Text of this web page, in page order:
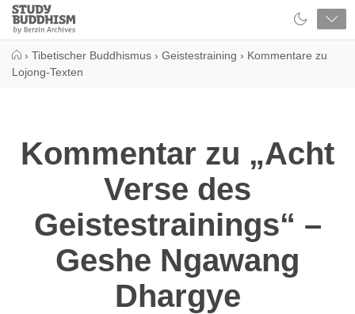
Close
Study
Buddhism
› Tibetischer Buddhismus › Geistestraining › Kommentare zu
Lojong-Texten
Kommentar zu „Acht
Verse des
Geistestrainings“ –
Geshe Ngawang
Dhargye